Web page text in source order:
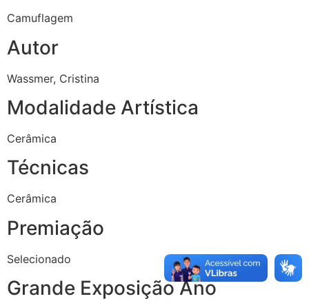
Camuflagem
Autor
Wassmer, Cristina
Modalidade Artística
Cerâmica
Técnicas
Cerâmica
Premiação
Selecionado
Grande Exposição Ano